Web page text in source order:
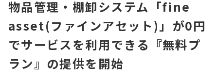
MuleSoft
Asprova
PIXPlan
Factory-ONE 電脳工場
インフラ・セキュリティソリューション
お問い合わせ
物品管理・棚卸システム「fine
asset(ファインアセット)」が0円
でサービスを利用できる『無料プ
ラン』の提供を開始